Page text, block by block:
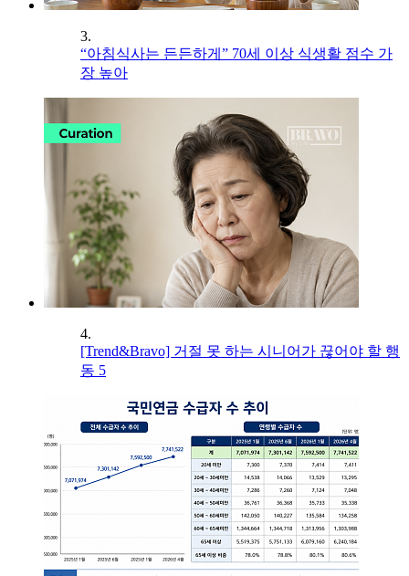
3.
“아침식사는 든든하게” 70세 이상 식생활 점수 가
장 높아
4.
[Trend&Bravo] 거절 못 하는 시니어가 끊어야 할 행
동 5